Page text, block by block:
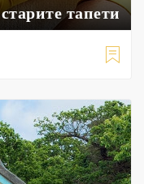
тапети
